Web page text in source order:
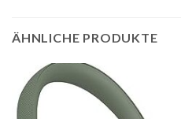
ÄHNLICHE PRODUKTE